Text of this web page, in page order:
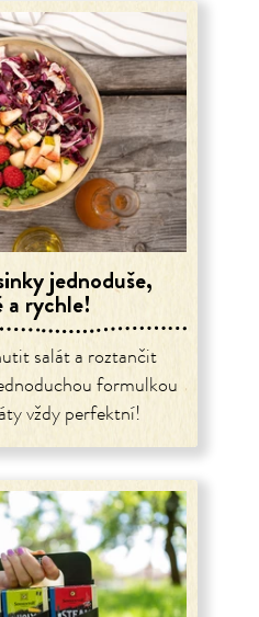
jednoduše,
rychle!
salát a roztančit
formulkou
vždy perfektní!